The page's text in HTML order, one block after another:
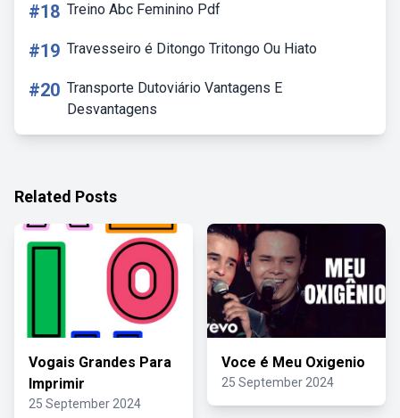
#18 Treino Abc Feminino Pdf
#19 Travesseiro é Ditongo Tritongo Ou Hiato
#20 Transporte Dutoviário Vantagens E
Desvantagens
Related Posts
Vogais Grandes Para
Imprimir
25 September 2024
Voce é Meu Oxigenio
25 September 2024